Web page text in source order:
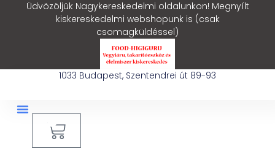
Üdvözöljük Nagykereskedelmi oldalunkon! Megnyílt
kiskereskedelmi webshopunk is (csak
csomagküldéssel)
1033 Budapest, Szentendrei út 89-93